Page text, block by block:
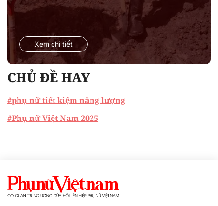
Xem chi tiết
CHỦ ĐỀ HAY
#phụ nữ tiết kiệm năng lượng
#Phụ nữ Việt Nam 2025